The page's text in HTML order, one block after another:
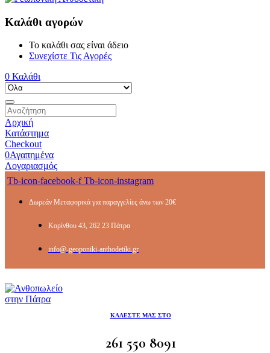
Καλάθι αγορών
Το καλάθι σας είναι άδειο
Συνεχίστε Τις Αγορές
0 Καλάθι
Αρχική
Κατάστημα
Checkout
0Αγαπημένα
Λογαριασμός
Tb-icon-facebook-f Tb-icon-instagram
Δωρεάν Μεταφορικά για παραγγελίες άνω των 20€
Κορίνθου 43, 262 23 Πάτρα
info@-geoponiki-anthodetiki.gr
ΚΑΛΕΣΤΕ ΜΑΣ ΣΤΟ
261 550 8091